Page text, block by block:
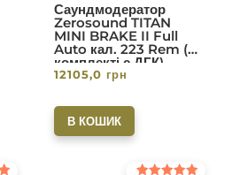
Саундмодератор
Zerosound TITAN
MINI BRAKE II Full
Auto кал. 223 Rem (в
комплекті с ДГК)
різьба 1/2-28. Вlack
12105,0 грн
В КОШИК